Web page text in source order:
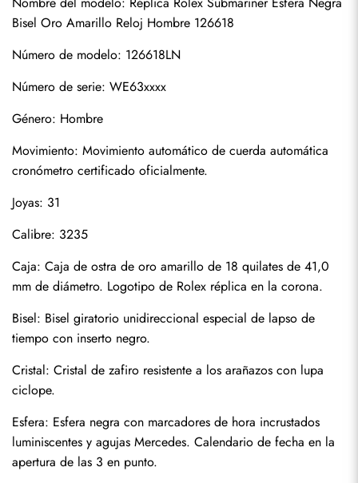
Bisel Oro Amarillo Reloj Hombre 126618
Número de modelo: 126618LN
Número de serie: WE63xxxx
Género: Hombre
Movimiento: Movimiento automático de cuerda automática
cronómetro certificado oficialmente.
Joyas: 31
Calibre: 3235
Caja: Caja de ostra de oro amarillo de 18 quilates de 41,0
mm de diámetro. Logotipo de Rolex réplica en la corona.
Bisel: Bisel giratorio unidireccional especial de lapso de
tiempo con inserto negro.
Cristal: Cristal de zafiro resistente a los arañazos con lupa
ciclope.
Esfera: Esfera negra con marcadores de hora incrustados
luminiscentes y agujas Mercedes. Calendario de fecha en la
apertura de las 3 en punto.